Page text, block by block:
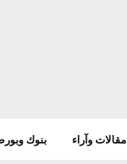
مقالات وآراء بنوك